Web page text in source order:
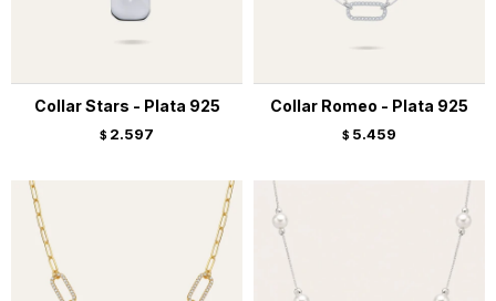
Collar Stars - Plata 925
$ 2.597
Collar Romeo - Plata 925
$ 5.459